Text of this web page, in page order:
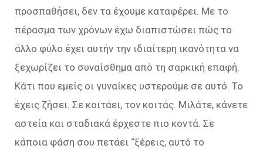
προσπαθήσει, δεν τα έχουμε καταφέρει. Με το
πέρασμα των χρόνων έχω διαπιστώσει πώς το
άλλο φύλο έχει αυτήν την ιδιαίτερη ικανότητα να
ξεχωρίζει το συναίσθημα από τη σαρκική επαφή.
Κάτι που εμείς οι γυναίκες υστερούμε σε αυτό. Το
έχεις ζήσει. Σε κοιτάει, τον κοιτάς. Μιλάτε, κάνετε
αστεία και σταδιακά έρχεστε πιο κοντά. Σε
κάποια φάση σου πετάει “ξέρεις, αυτό το